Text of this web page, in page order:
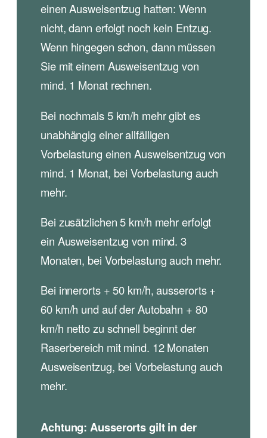
einen Ausweisentzug hatten: Wenn
nicht, dann erfolgt noch kein Entzug.
Wenn hingegen schon, dann müssen
Sie mit einem Ausweisentzug von
mind. 1 Monat rechnen.
Bei nochmals 5 km/h mehr gibt es
unabhängig einer allfälligen
Vorbelastung einen Ausweisentzug von
mind. 1 Monat, bei Vorbelastung auch
mehr.
Bei zusätzlichen 5 km/h mehr erfolgt
ein Ausweisentzug von mind. 3
Monaten, bei Vorbelastung auch mehr.
Bei innerorts + 50 km/h, ausserorts +
60 km/h und auf der Autobahn + 80
km/h netto zu schnell beginnt der
Raserbereich mit mind. 12 Monaten
Ausweisentzug, bei Vorbelastung auch
mehr.
Achtung: Ausserorts gilt in der